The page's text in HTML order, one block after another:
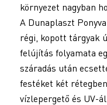
környezet nagyban
A Dunaplaszt
régi, kopott tárgyak
felújítás folyamata
száradás után
festéket két
vízlepergető és UV-